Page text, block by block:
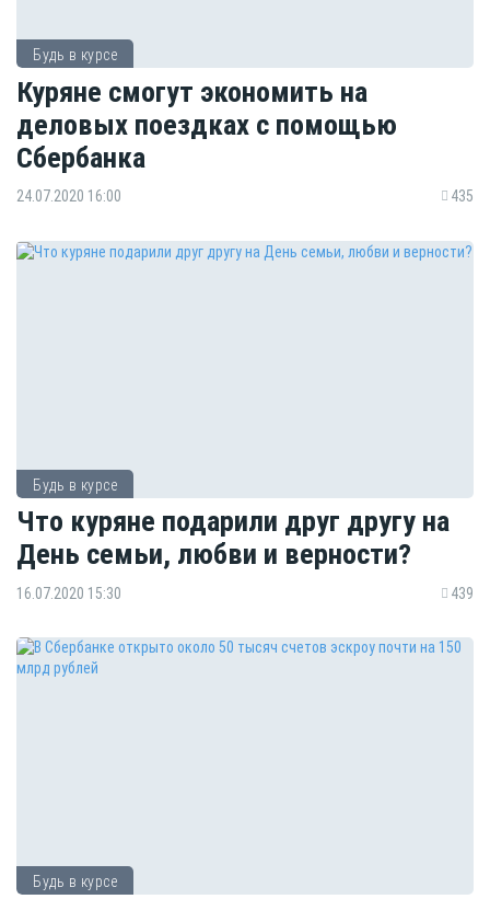
Будь в курсе
Куряне смогут экономить на
деловых поездках с помощью
Сбербанка
24.07.2020 16:00 435
Будь в курсе
Что куряне подарили друг другу на
День семьи, любви и верности?
16.07.2020 15:30 439
Будь в курсе